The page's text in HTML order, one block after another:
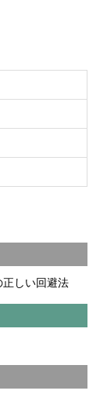
しい回避法